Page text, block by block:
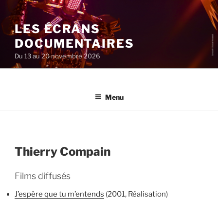
au
contenu
principal
LES ÉCRANS
DOCUMENTAIRES
Du 13 au 20 novembre 2026
Menu
Thierry Compain
Films diffusés
J’espère que tu m’entends (2001, Réalisation)